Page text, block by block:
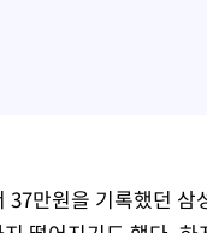
만원을 기록했던